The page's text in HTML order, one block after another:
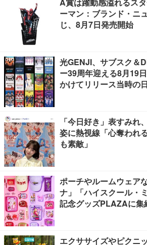
ーマン：ブランド・ニ
じ、8月7日発売開始
光GENJI、サブスク＆
ー39周年迎える8月19
かけてリリース当時の
「今日好き」表すみれ
姿に熱視線「心奪われ
も素敵」
ポーチやルームウェア
ナ」「ハイスクール・
記念グッズPLAZAに集
エクササイズやピクニ